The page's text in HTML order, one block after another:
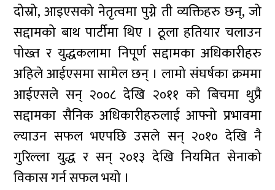
दोस्रो, आइएसको नेतृत्वमा पुग्ने ती व्यक्तिहरु छन्, जो
सद्दामको बाथ पार्टीमा थिए । ठूला हतियार चलाउन
पोख्त र युद्धकलामा निपूर्ण सद्दामका अधिकारीहरु
अहिले आईएसमा सामेल छन् । लामो संघर्षका क्रममा
आईएसले सन् २००८ देखि २०११ को बिचमा थुप्रै
सद्दामका सैनिक अधिकारीहरुलाई आफ्नो प्रभावमा
ल्याउन सफल भएपछि उसले सन् २०१० देखि नै
गुरिल्ला युद्ध र सन् २०१३ देखि नियमित सेनाको
विकास गर्न सफल भयो ।